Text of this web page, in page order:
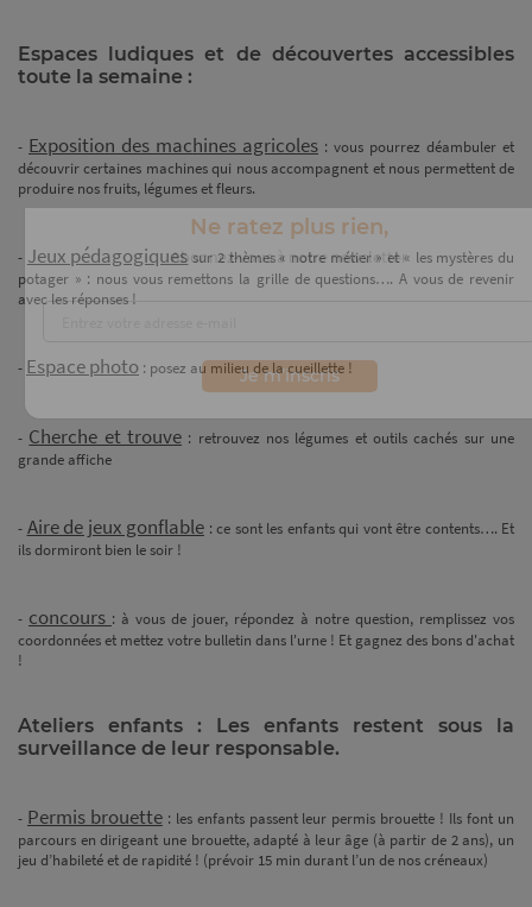
Espaces ludiques et de découvertes accessibles
toute la semaine :
- Exposition des machines agricoles : vous pourrez déambuler et
découvrir certaines machines qui nous accompagnent et nous permettent de
produire nos fruits, légumes et fleurs.
- Jeux pédagogiques sur 2 thèmes « notre métier » et « les mystères du
potager » : nous vous remettons la grille de questions…. A vous de revenir
avec les réponses !
- Espace photo : posez au milieu de la cueillette !
- Cherche et trouve : retrouvez nos légumes et outils cachés sur une
grande affiche
- Aire de jeux gonflable : ce sont les enfants qui vont être contents…. Et
ils dormiront bien le soir !
- concours : à vous de jouer, répondez à notre question, remplissez vos
coordonnées et mettez votre bulletin dans l'urne ! Et gagnez des bons d'achat
!
Ateliers enfants : Les enfants restent sous la
surveillance de leur responsable.
- Permis brouette: les enfants passent leur permis brouette ! Ils font un
parcours en dirigeant une brouette, adapté à leur âge (à partir de 2 ans), un
jeu d’habileté et de rapidité ! (prévoir 15 min durant l’un de nos créneaux)